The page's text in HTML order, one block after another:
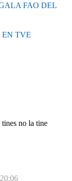
FAO DEL
TVE
no la tine